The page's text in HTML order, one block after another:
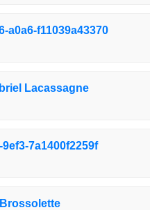
a0a6-f11039a43370
Lacassagne
7a1400f2259f